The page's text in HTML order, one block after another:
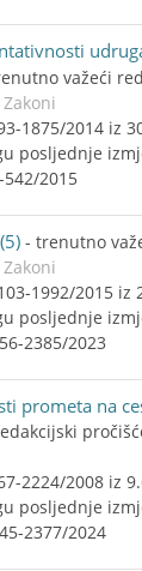
važeći
Zakoni
1875/2014 iz
posljednje
542/2015
- trenutno
Zakoni
1992/2015 iz
posljednje
2385/2023
prometa na
2224/2008 iz
posljednje
2377/2024